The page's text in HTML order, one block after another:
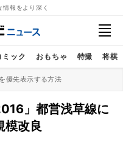
報をより深く
ミック おもちゃ 特撮 将棋
優先表示する方法
」都営浅草線に
模改良